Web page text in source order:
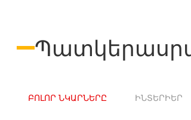
ԲՈԼՈՐ ՆԿԱՐՆԵՐԸ ԻՆՏԵՐԻԵՐ